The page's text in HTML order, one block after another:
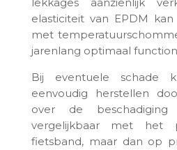
elasticiteit van EPDM
met
jarenlang optimaal
Bij eventuele schade
eenvoudig herstellen
over de
vergelijkbaar met het
fietsband, maar dan op